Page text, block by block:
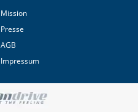
Mission
Presse
AGB
Impressum